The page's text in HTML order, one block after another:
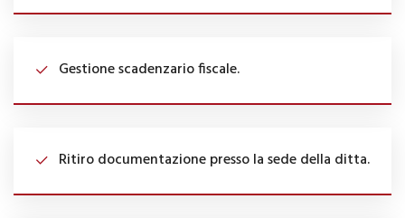
Gestione scadenzario fiscale.
Ritiro documentazione presso la sede della ditta.